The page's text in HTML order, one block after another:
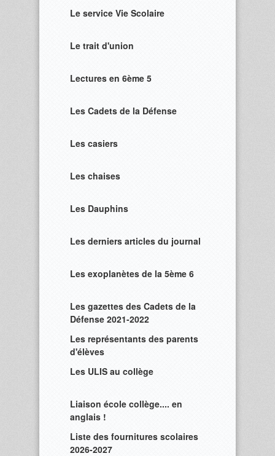
Le service Vie Scolaire
Le trait d'union
Lectures en 6ème 5
Les Cadets de la Défense
Les casiers
Les chaises
Les Dauphins
Les derniers articles du journal
Les exoplanètes de la 5ème 6
Les gazettes des Cadets de la
Défense 2021-2022
Les représentants des parents
d'élèves
Les ULIS au collège
Liaison école collège.... en
anglais !
Liste des fournitures scolaires
2026-2027